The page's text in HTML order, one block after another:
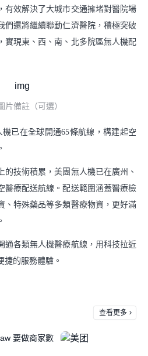
有效解決了大城市交通擁堵對醫院場
們還將繼續聯動仁濟醫院，積極突破
實現東、西、南、北多院區無人機配
片備註（可選）
已在全球開通65條航線，構建起空
的技術積累，美團無人機已在廣州、
醫療配送航線。配送範圍涵蓋醫療檢
、特殊藥品等多類醫療物資，更好滿
通各類無人機醫療航線，用科技拉近
捷的服務體驗。
查看更多
要做商家數